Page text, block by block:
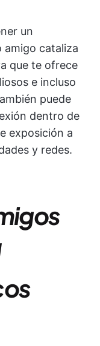
un
amigo cataliza
que te ofrece
e incluso
puede
dentro de
exposición a
y redes.